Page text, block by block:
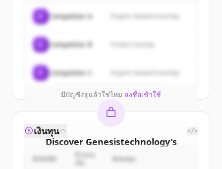
Sign up for free to view all
ofGenesistechnology
New accounts include trial credits to
get started.
Create Free Account
มีบัญชีอยู่แล้วใช่ไหม ลงชื่อเข้าใช้
Competitor A Organic keyword overlap
Competitor B
Competitor C Organic keyword overlap
Discover Genesistechnology's
competitors
เงินทุน </>
นักลงทุน